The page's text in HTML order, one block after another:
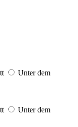
Unter dem
Unter dem